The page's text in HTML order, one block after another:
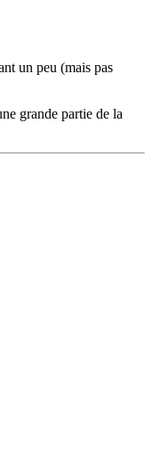
un peu (mais pas
grande partie de la